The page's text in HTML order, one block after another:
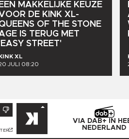
EEN MAKKELIJKE KEUZE
DE KINK XL-
OF THE STONE
IS TERUG MET
STREET'
XL
JULI 08:20
VIA DAB+ IN
NEDERLAND